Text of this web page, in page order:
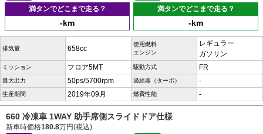
満タンでどこまで走る？
-km
満タンでどこまで走る？
-km
排気量 658cc
使用燃料
エンジン
レギュラー
ガソリン
ミッション フロア5MT 駆動方式 FR
最大出力 50ps/5700rpm 過給器（ターボ） -
生産期間 2019年09月 燃費性能 -
660 冷凍車 1WAY 助手席側スライドドア仕様
新車時価格180.8万円(税込)